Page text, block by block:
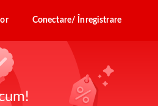
Conectare/ Înregistrare